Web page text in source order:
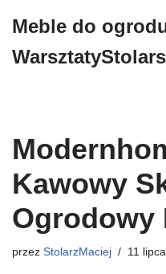
do
Meble do
Kawowy
Ogrodowy
przez StolarzMaciej 11